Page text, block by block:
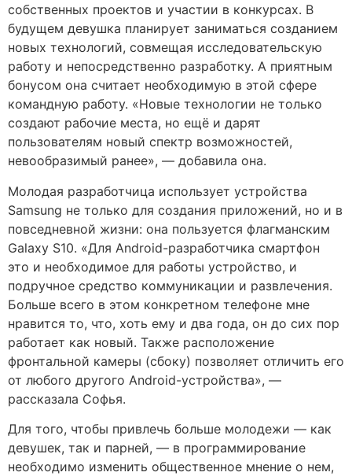
собственных проектов и участии в конкурсах. В
будущем девушка планирует заниматься созданием
новых технологий, совмещая исследовательскую
работу и непосредственно разработку. А приятным
бонусом она считает необходимую в этой сфере
командную работу. «Новые технологии не только
создают рабочие места, но ещё и дарят
пользователям новый спектр возможностей,
невообразимый ранее», — добавила она.
Молодая разработчица использует устройства
Samsung не только для создания приложений, но и в
повседневной жизни: она пользуется флагманским
Galaxy S10. «Для Android-разработчика смартфон
это и необходимое для работы устройство, и
подручное средство коммуникации и развлечения.
Больше всего в этом конкретном телефоне мне
нравится то, что, хоть ему и два года, он до сих пор
работает как новый. Также расположение
фронтальной камеры (сбоку) позволяет отличить его
от любого другого Android-устройства», —
рассказала Софья.
Для того, чтобы привлечь больше молодежи — как
девушек, так и парней, — в программирование
необходимо изменить общественное мнение о нем,